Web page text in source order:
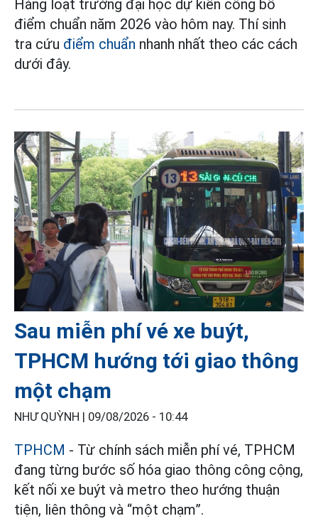
Hàng loạt trường đại học dự kiến công bố
điểm chuẩn năm 2026 vào hôm nay. Thí sinh
tra cứu điểm chuẩn nhanh nhất theo các cách
dưới đây.
Sau miễn phí vé xe buýt,
TPHCM hướng tới giao thông
một chạm
NHƯ QUỲNH | 09/08/2026 - 10:44
TPHCM - Từ chính sách miễn phí vé, TPHCM
đang từng bước số hóa giao thông công cộng,
kết nối xe buýt và metro theo hướng thuận
tiện, liên thông và “một chạm”.